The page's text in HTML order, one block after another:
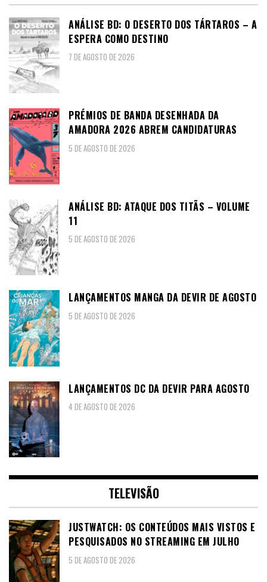
ANÁLISE BD: O DESERTO DOS TÁRTAROS – A
ESPERA COMO DESTINO
7 DE AGOSTO DE 2026
PRÉMIOS DE BANDA DESENHADA DA
AMADORA 2026 ABREM CANDIDATURAS
5 DE AGOSTO DE 2026
ANÁLISE BD: ATAQUE DOS TITÃS – VOLUME
11
5 DE AGOSTO DE 2026
LANÇAMENTOS MANGA DA DEVIR DE AGOSTO
5 DE AGOSTO DE 2026
LANÇAMENTOS DC DA DEVIR PARA AGOSTO
4 DE AGOSTO DE 2026
TELEVISÃO
JUSTWATCH: OS CONTEÚDOS MAIS VISTOS E
PESQUISADOS NO STREAMING EM JULHO
5 DE AGOSTO DE 2026